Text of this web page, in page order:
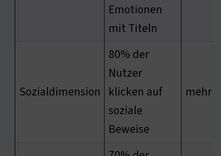
Emotionen
mit Titeln
Sozialdimension
80% der
Nutzer
klicken auf
soziale
Beweise
mehr